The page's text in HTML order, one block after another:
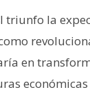
triunfo la
en